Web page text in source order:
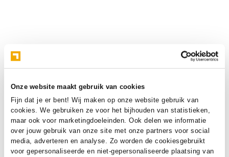
Onze website maakt gebruik van cookies
Fijn dat je er bent! Wij maken op onze website gebruik van
cookies. We gebruiken ze voor het bijhouden van statistieken,
maar ook voor marketingdoeleinden. Ook delen we informatie
over jouw gebruik van onze site met onze partners voor social
media, adverteren en analyse. Zo worden de cookiesgebruikt
voor gepersonaliseerde en niet-gepersonaliseerde plaatsing van